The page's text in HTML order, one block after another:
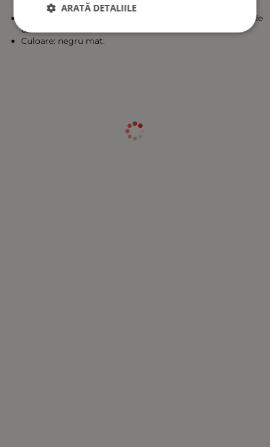
neplăcut, moi și rezistente la uzură.
Foarte ușor de curățat prin spălare cu apă și detergent de
uz casnic.
Culoare: negru mat.
ARATĂ DETALIILE